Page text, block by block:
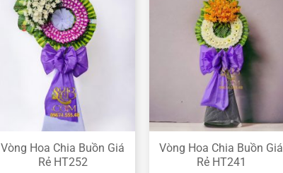
Vòng Hoa Chia Buồn Giá
Rẻ HT252
Vòng Hoa Chia Buồn Giá
Rẻ HT241